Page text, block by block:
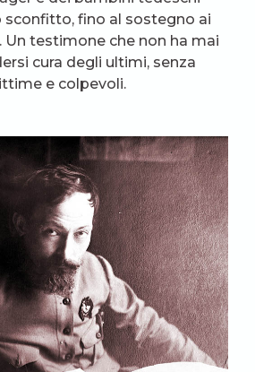
fino al sostegno ai
Un testimone che non ha mai
cura degli ultimi, senza
e colpevoli.